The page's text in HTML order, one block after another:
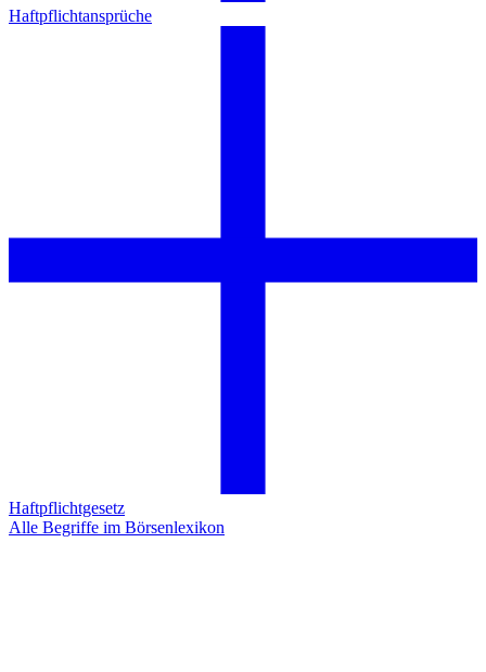
Haftpflichtansprüche
Haftpflichtgesetz
Alle Begriffe im Börsenlexikon